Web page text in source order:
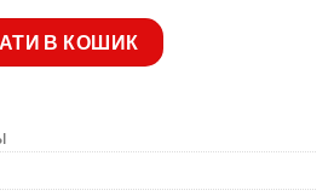
атлас 36 голів не прес R-2009
В КОШИК